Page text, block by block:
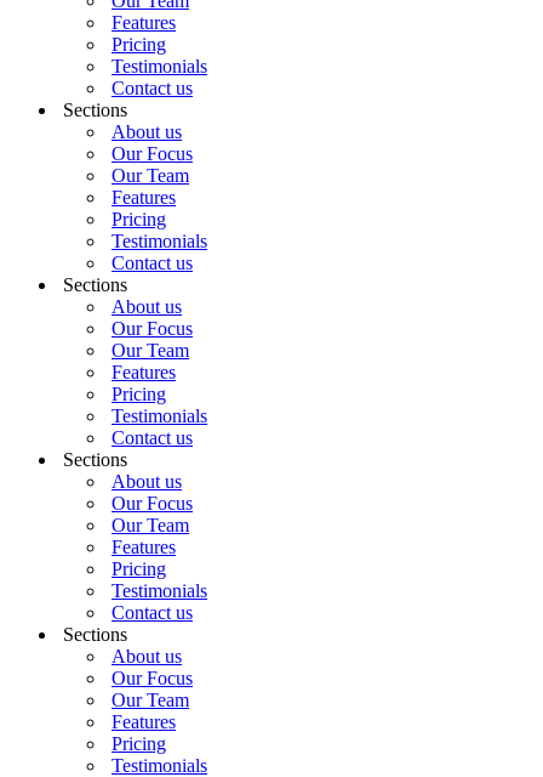
Features
Pricing
Testimonials
Contact us
Sections
About us
Our Focus
Our Team
Features
Pricing
Testimonials
Contact us
Sections
About us
Our Focus
Our Team
Features
Pricing
Testimonials
Contact us
Sections
About us
Our Focus
Our Team
Features
Pricing
Testimonials
Contact us
Sections
About us
Our Focus
Our Team
Features
Pricing
Testimonials